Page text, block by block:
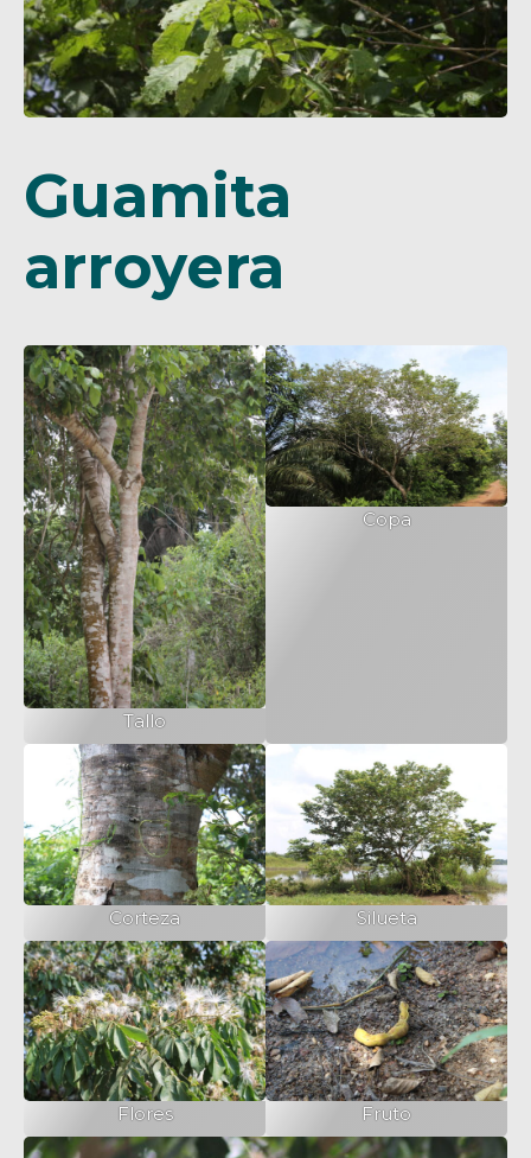
Guamita
arroyera
Tallo
Copa
Corteza Silueta
Flores Fruto